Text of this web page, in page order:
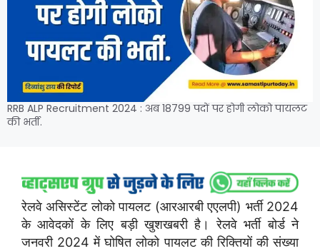
RRB ALP Recruitment 2024 : अब 18799 पदों पर होगी लोको पायलट
की भर्ती.
रेलवे असिस्टेंट लोको पायलट (आरआरबी एएलपी) भर्ती 2024
के आवेदकों के लिए बड़ी खुशखबरी है। रेलवे भर्ती बोर्ड ने
जनवरी 2024 में घोषित लोको पायलट की रिक्तियों की संख्या